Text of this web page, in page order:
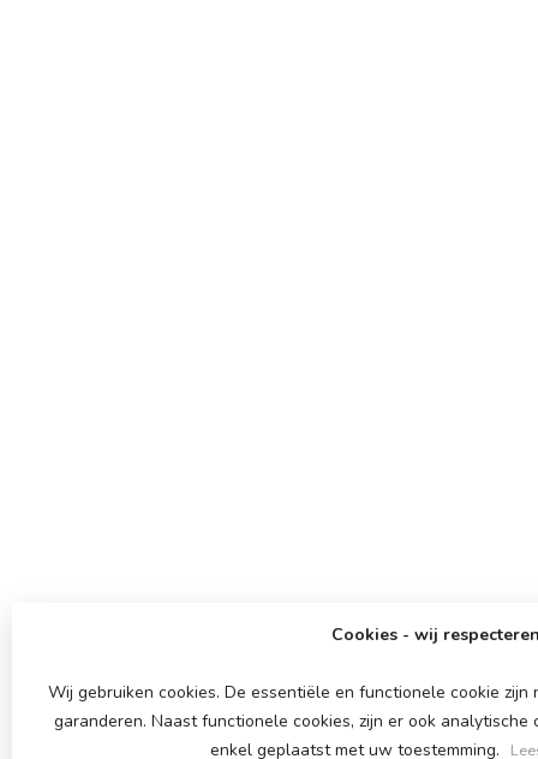
Cookies - wij
Wij gebruiken cookies. De essentiële en functionele cookie
garanderen. Naast functionele cookies, zijn er ook
enkel geplaatst met uw toestemming.